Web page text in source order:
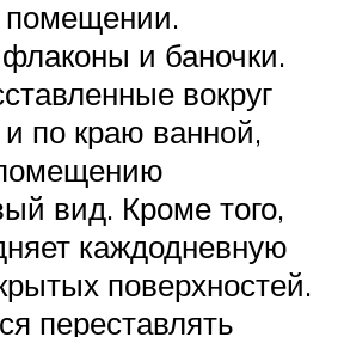
помещении.
и баночки.
вокруг
по краю ванной,
вид. Кроме того,
каждодневную
поверхностей.
переставлять